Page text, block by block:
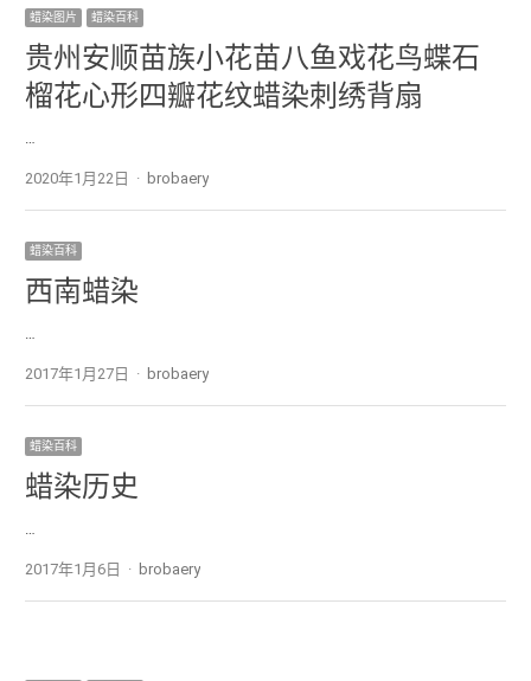
蜡染图片 蜡染百科
贵州安顺苗族小花苗八鱼戏花鸟蝶石
榴花心形四瓣花纹蜡染刺绣背扇
…
2020年1月22日 Author
brobaery
蜡染百科
西南蜡染
…
2017年1月27日 Author
brobaery
蜡染百科
蜡染历史
…
2017年1月6日 Author
brobaery